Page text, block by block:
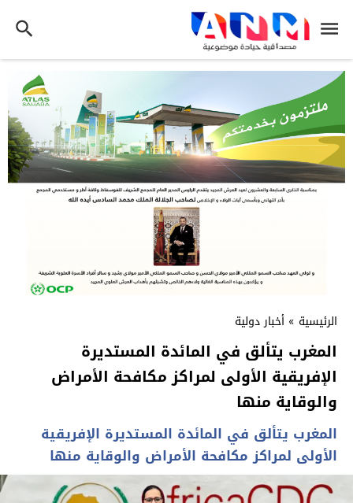
الرئيسية » أخبار دولية
المغرب يتألق في المائدة المستديرة
الإفريقية الأولى لمراكز مكافحة الأمراض
والوقاية منها
المغرب يتألق في المائدة المستديرة الإفريقية
الأولى لمراكز مكافحة الأمراض والوقاية منها